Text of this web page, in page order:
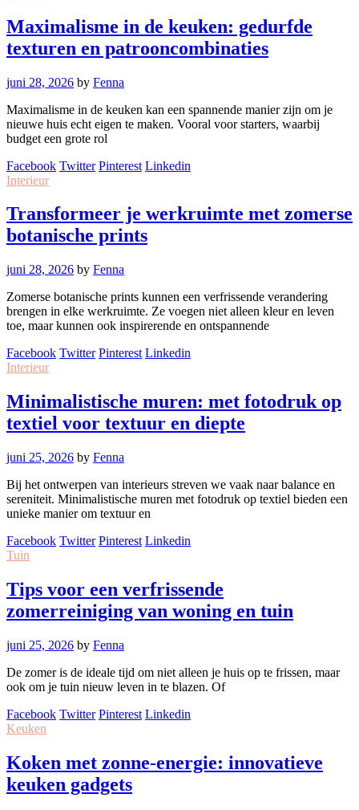
Maximalisme in de keuken: gedurfde
texturen en patrooncombinaties
juni 28, 2026 by Fenna
Maximalisme in de keuken kan een spannende manier zijn om je
nieuwe huis echt eigen te maken. Vooral voor starters, waarbij
budget een grote rol
Facebook Twitter Pinterest Linkedin
Interieur
Transformeer je werkruimte met zomerse
botanische prints
juni 28, 2026 by Fenna
Zomerse botanische prints kunnen een verfrissende verandering
brengen in elke werkruimte. Ze voegen niet alleen kleur en leven
toe, maar kunnen ook inspirerende en ontspannende
Facebook Twitter Pinterest Linkedin
Interieur
Minimalistische muren: met fotodruk op
textiel voor textuur en diepte
juni 25, 2026 by Fenna
Bij het ontwerpen van interieurs streven we vaak naar balance en
sereniteit. Minimalistische muren met fotodruk op textiel bieden een
unieke manier om textuur en
Facebook Twitter Pinterest Linkedin
Tuin
Tips voor een verfrissende
zomerreiniging van woning en tuin
juni 25, 2026 by Fenna
De zomer is de ideale tijd om niet alleen je huis op te frissen, maar
ook om je tuin nieuw leven in te blazen. Of
Facebook Twitter Pinterest Linkedin
Keuken
Koken met zonne-energie: innovatieve
keuken gadgets